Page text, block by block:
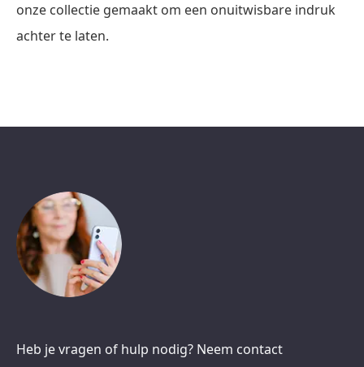
onze collectie gemaakt om een onuitwisbare indruk
achter te laten.
Heb je vragen of hulp nodig? Neem contact